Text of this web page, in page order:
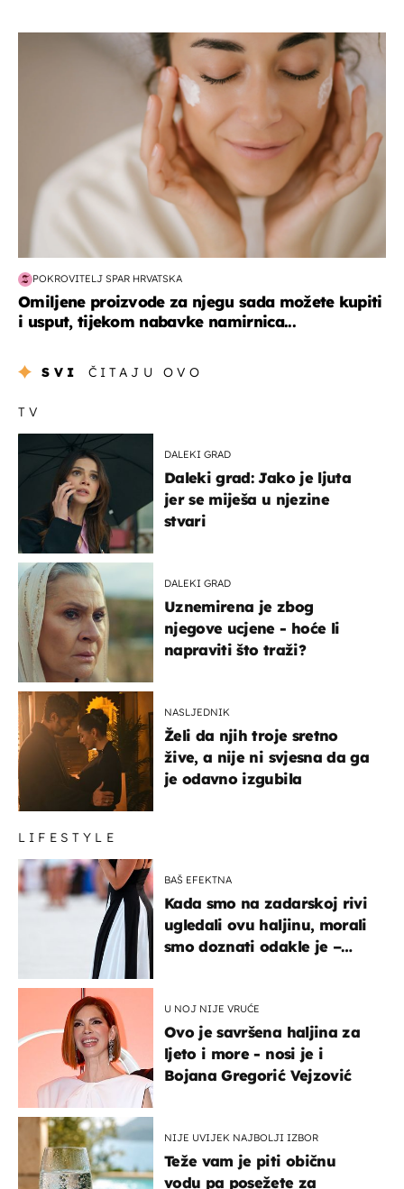
moda & ljepota
POKROVITELJ SPAR HRVATSKA
Omiljene proizvode za njegu sada možete kupiti
i usput, tijekom nabavke namirnica...
SVI ČITAJU OVO
TV
DALEKI GRAD
Daleki grad: Jako je ljuta
jer se miješa u njezine
stvari
DALEKI GRAD
Uznemirena je zbog
njegove ucjene - hoće li
napraviti što traži?
NASLJEDNIK
Želi da njih troje sretno
žive, a nije ni svjesna da ga
je odavno izgubila
LIFESTYLE
BAŠ EFEKTNA
Kada smo na zadarskoj rivi
ugledali ovu haljinu, morali
smo doznati odakle je –
U NOJ NIJE VRUĆE
Ovo je savršena haljina za
ljeto i more - nosi je i
Bojana Gregorić Vejzović
NIJE UVIJEK NAJBOLJI IZBOR
Teže vam je piti običnu
vodu pa posežete za